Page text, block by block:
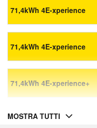
71,4kWh 4E-xperience
71,4kWh 4E-xperience
71,4kWh 4E-xperience+
MOSTRA TUTTI